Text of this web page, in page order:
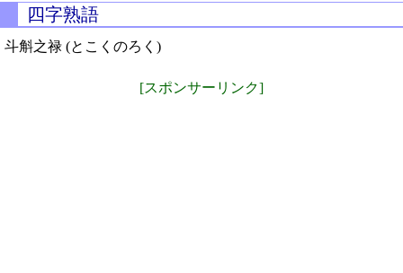
四字熟語
斗斛之禄 (とこくのろく)
[スポンサーリンク]